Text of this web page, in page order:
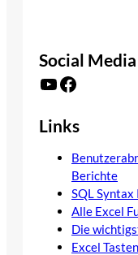
Social Media
YouTube Facebook
Links
Berichte
SQL
Alle Excel
Die
Excel